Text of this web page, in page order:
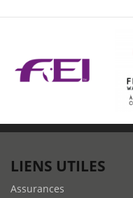
LIENS UTILES
Assurances